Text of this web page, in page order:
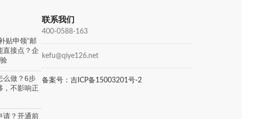
贴申领”邮
直接点？企
么做？6步
，不影响正
请？开通前
联系我们
400-0588-163
kefu@qiye126.net
备案号：吉ICP备15003201号-2